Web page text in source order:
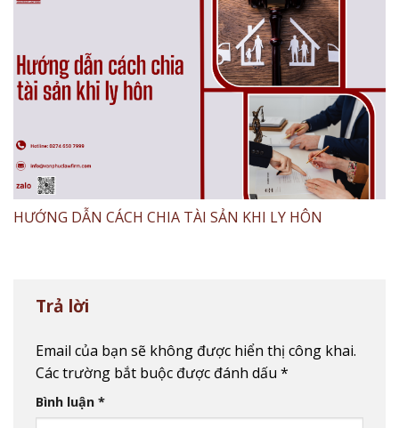
HƯỚNG DẪN CÁCH CHIA TÀI SẢN KHI LY HÔN
Trả lời
Email của bạn sẽ không được hiển thị công khai.
Các trường bắt buộc được đánh dấu *
Bình luận *